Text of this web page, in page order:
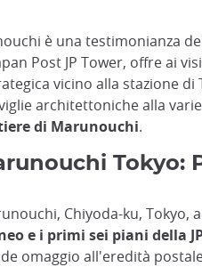
è una testimonianza
Post JP Tower, offre ai
vicino alla stazione
architettoniche alla
di Marunouchi.
Tokyo:
Chiyoda-ku,
e i primi sei piani della
omaggio all'eredità